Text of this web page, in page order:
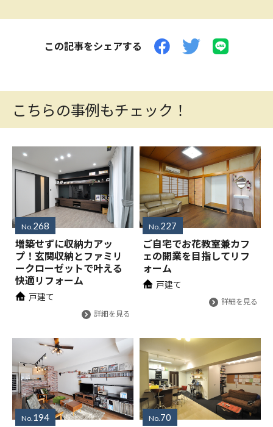
この記事をシェアする
こちらの事例もチェック！
No.268
増築せずに収納力アッ
プ！玄関収納とファミリ
ークローゼットで叶える
快適リフォーム
戸建て
詳細を見る
No.227
ご自宅でお花教室兼カフ
ェの開業を目指してリフ
ォーム
戸建て
詳細を見る
No.194 No.70